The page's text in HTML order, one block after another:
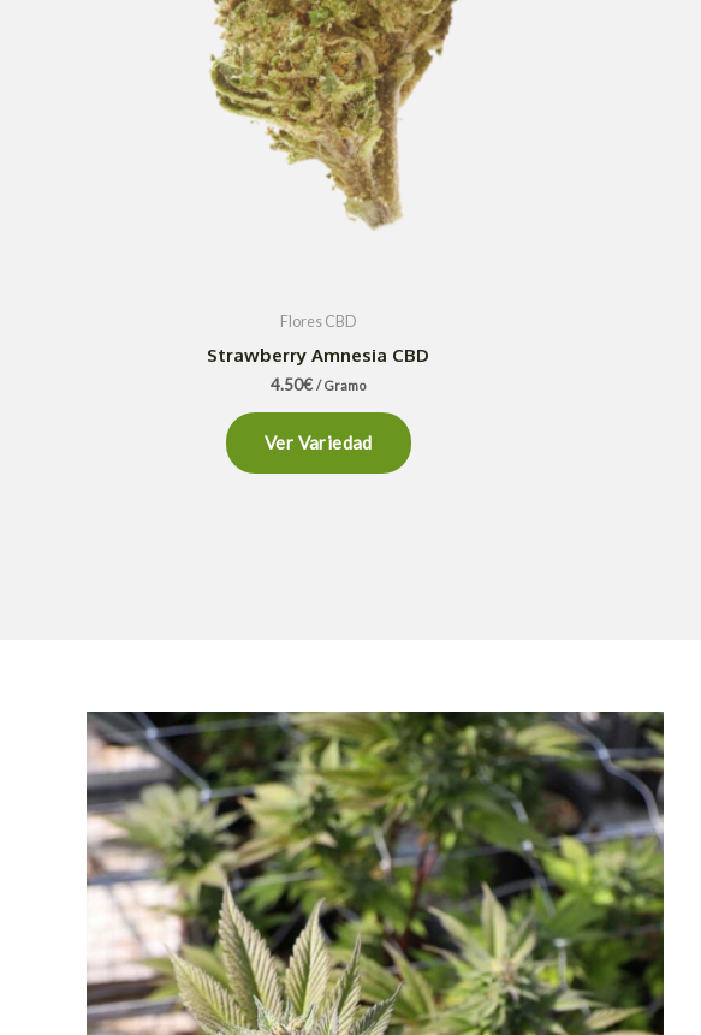
Flores CBD
Strawberry Amnesia CBD
4.50€ / Gramo
Ver Variedad